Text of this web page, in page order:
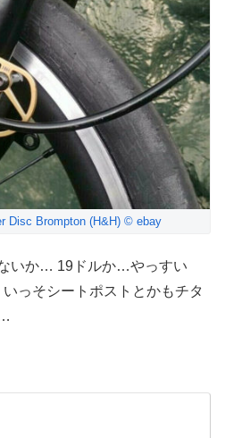
Disc Brompton (H&H) © ebay
いか… 19ドルか…やっすい
っそシートポストとかもチタ